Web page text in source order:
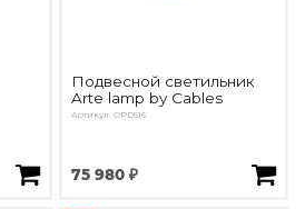
Подвесной светильник
Arte lamp by Cables
Артикул: OPD516
75 980 ₽